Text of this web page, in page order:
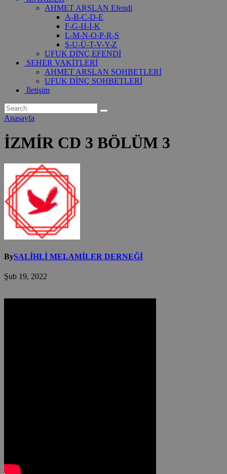
AHMET ARSLAN Efendi
A-B-C-D-E
F-G-H-İ-K
L-M-N-O-P-R-S
Ş-U-Ü-T-V-Y-Z
UFUK DİNÇ EFENDİ
SEHER VAKİTLERİ
AHMET ARSLAN SOHBETLERİ
UFUK DİNÇ SOHBETLERİ
İletişim
Anasayfa
İZMİR CD 3 BÖLÜM 3
BySALİHLİ MELAMİLER DERNEĞİ
Şub 19, 2022